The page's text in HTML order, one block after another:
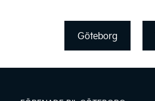
Göteborg